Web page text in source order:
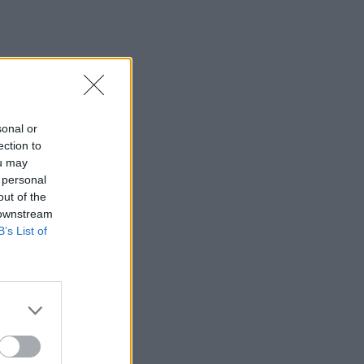
or
to
may
of the
List of
07:36
Στήριξη Τραμπ στον νέο πρόεδρο της